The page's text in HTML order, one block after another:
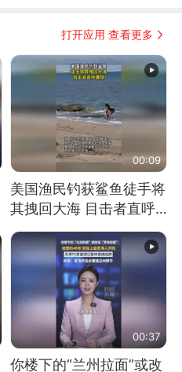
打开应用 查看更多
00:09
美国渔民钓获鲨鱼徒手将
其拽回大海 目击者直呼
震惊 （视频来源：参考
消息）
00:37
你楼下的“兰州拉面”或改